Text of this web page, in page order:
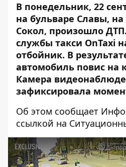
В понедельник, 22
на бульваре Славы,
Сокол, произошло ДТП.
службы такси OnTaxi
отбойник. В
автомобиль повис на
Камера
зафиксировала
Об этом сообщает
ссылкой на